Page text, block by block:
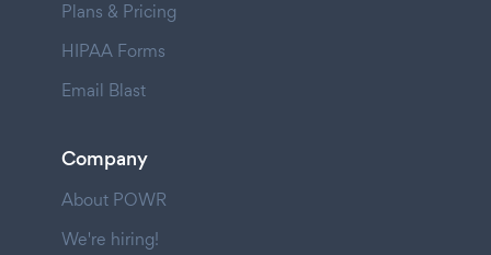
Plans & Pricing
HIPAA Forms
Email Blast
Company
About POWR
We're hiring!